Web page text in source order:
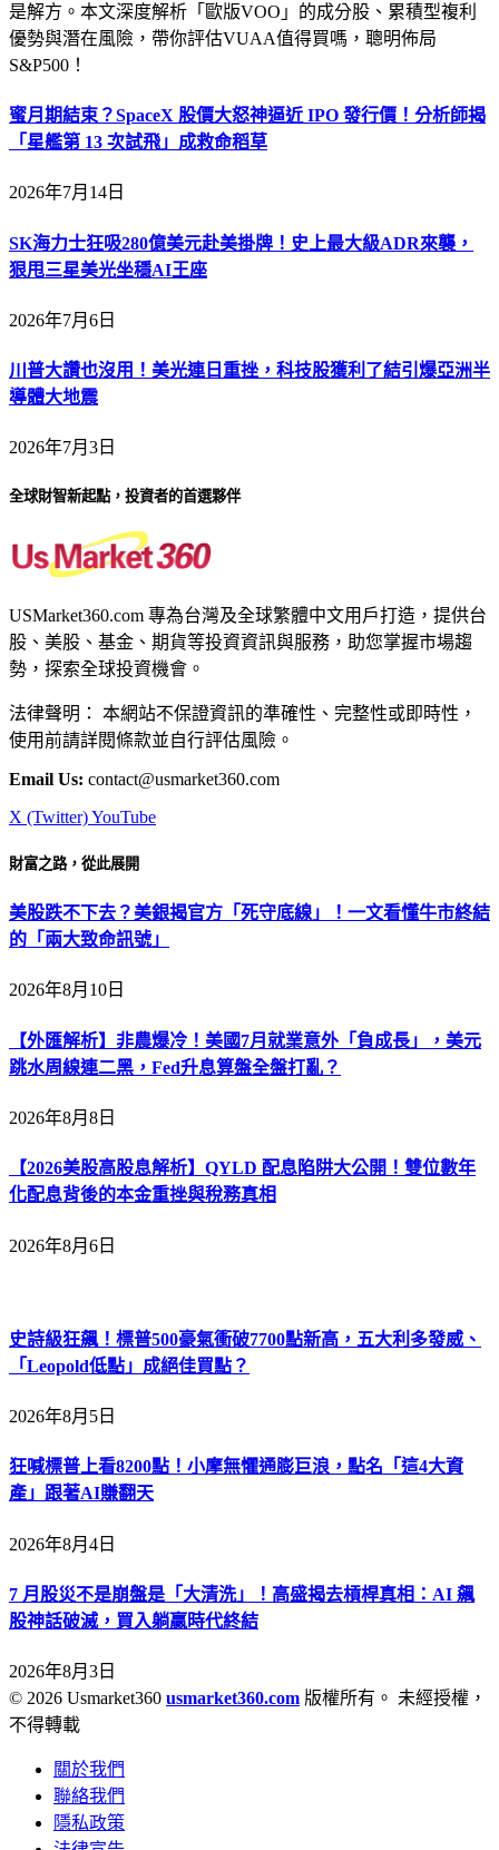
是解方。本文深度解析「歐版VOO」的成分股、累積型複利
優勢與潛在風險，帶你評估VUAA值得買嗎，聰明佈局
S&P500！
蜜月期結束？SpaceX 股價大怒神逼近 IPO 發行價！分析師揭
「星艦第 13 次試飛」成救命稻草
2026年7月14日
SK海力士狂吸280億美元赴美掛牌！史上最大級ADR來襲，
狠甩三星美光坐穩AI王座
2026年7月6日
川普大讚也沒用！美光連日重挫，科技股獲利了結引爆亞洲半
導體大地震
2026年7月3日
全球財智新起點，投資者的首選夥伴
USMarket360.com 專為台灣及全球繁體中文用戶打造，提供台
股、美股、基金、期貨等投資資訊與服務，助您掌握市場趨
勢，探索全球投資機會。
法律聲明： 本網站不保證資訊的準確性、完整性或即時性，
使用前請詳閱條款並自行評估風險。
Email Us: contact@usmarket360.com
X (Twitter)YouTube
財富之路，從此展開
美股跌不下去？美銀揭官方「死守底線」！一文看懂牛市終結
的「兩大致命訊號」
2026年8月10日
【外匯解析】非農爆冷！美國7月就業意外「負成長」，美元
跳水周線連二黑，Fed升息算盤全盤打亂？
2026年8月8日
【2026美股高股息解析】QYLD 配息陷阱大公開！雙位數年
化配息背後的本金重挫與稅務真相
2026年8月6日
史詩級狂飆！標普500豪氣衝破7700點新高，五大利多發威、
「Leopold低點」成絕佳買點？
2026年8月5日
狂喊標普上看8200點！小摩無懼通膨巨浪，點名「這4大資
產」跟著AI賺翻天
2026年8月4日
7 月股災不是崩盤是「大清洗」！高盛揭去槓桿真相：AI 飆
股神話破滅，買入躺贏時代終結
2026年8月3日
© 2026 Usmarket360 usmarket360.com 版權所有。 未經授權，
不得轉載
關於我們
聯絡我們
隱私政策